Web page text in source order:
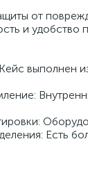
от
и удобство
выполнен
Есть